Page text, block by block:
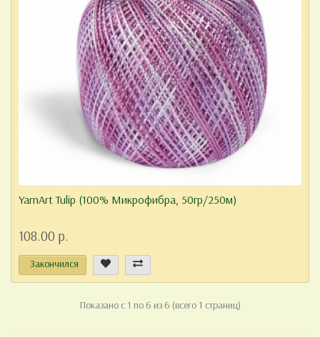
YarnArt Tulip (100% Микрофибра, 50гр/250м)
108.00 р.
Закончился
Показано с 1 по 6 из 6 (всего 1 страниц)